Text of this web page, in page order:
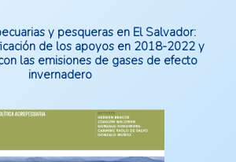
y pesqueras en El Salvador:
de los apoyos en 2018-2022 y
las emisiones de gases de efecto
invernadero